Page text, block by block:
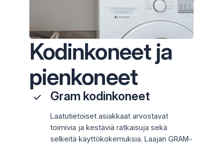
Kodinkoneet ja
pienkoneet
Gram kodinkoneet
Laatutietoiset asiakkaat arvostavat
toimivia ja kestäviä ratkaisuja sekä
selkeitä käyttökokemuksia. Laajan GRAM-